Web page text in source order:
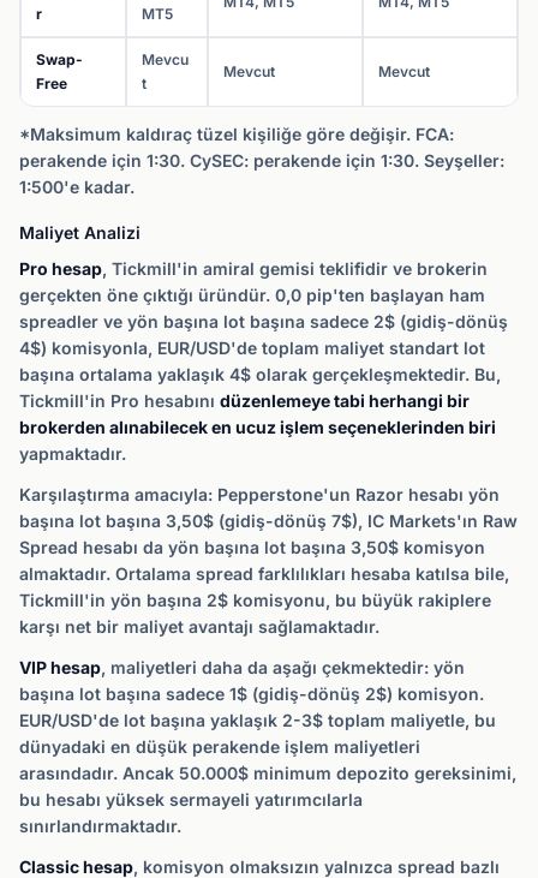
r
MT5
Swap-
Free
Mevcu
t
Mevcut Mevcut
*Maksimum kaldıraç tüzel kişiliğe göre değişir. FCA:
perakende için 1:30. CySEC: perakende için 1:30. Seyşeller:
1:500'e kadar.
Maliyet Analizi
Pro hesap, Tickmill'in amiral gemisi teklifidir ve brokerin
gerçekten öne çıktığı üründür. 0,0 pip'ten başlayan ham
spreadler ve yön başına lot başına sadece 2$ (gidiş-dönüş
4$) komisyonla, EUR/USD'de toplam maliyet standart lot
başına ortalama yaklaşık 4$ olarak gerçekleşmektedir. Bu,
Tickmill'in Pro hesabını düzenlemeye tabi herhangi bir
brokerden alınabilecek en ucuz işlem seçeneklerinden biri
yapmaktadır.
Karşılaştırma amacıyla: Pepperstone'un Razor hesabı yön
başına lot başına 3,50$ (gidiş-dönüş 7$), IC Markets'ın Raw
Spread hesabı da yön başına lot başına 3,50$ komisyon
almaktadır. Ortalama spread farklılıkları hesaba katılsa bile,
Tickmill'in yön başına 2$ komisyonu, bu büyük rakiplere
karşı net bir maliyet avantajı sağlamaktadır.
VIP hesap, maliyetleri daha da aşağı çekmektedir: yön
başına lot başına sadece 1$ (gidiş-dönüş 2$) komisyon.
EUR/USD'de lot başına yaklaşık 2-3$ toplam maliyetle, bu
dünyadaki en düşük perakende işlem maliyetleri
arasındadır. Ancak 50.000$ minimum depozito gereksinimi,
bu hesabı yüksek sermayeli yatırımcılarla
sınırlandırmaktadır.
Classic hesap, komisyon olmaksızın yalnızca spread bazlı